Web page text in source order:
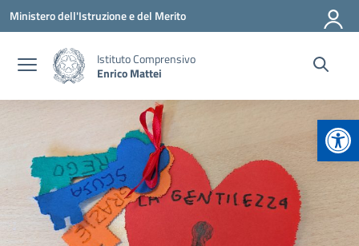
Vai ai contenuti
Vai al menu di navigazione
Vai al footer
Ministero dell'Istruzione e del Merito
Istituto Comprensivo
Enrico Mattei